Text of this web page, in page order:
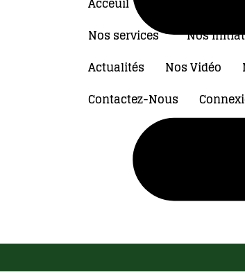
Nos services
Nos
Actualités
Nos Vidéo
Contactez-Nous